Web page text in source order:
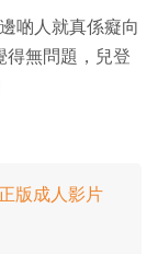
啲人就真係癡向
得無問題，兒登
版成人影片